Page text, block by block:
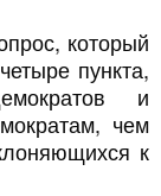
который
пункта,
и
чем
к